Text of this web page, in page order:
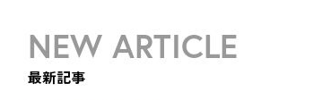
NEW ARTICLE
最新記事